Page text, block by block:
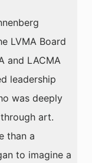
LVMA Board
and LACMA
leadership
was deeply
art.
than a
to imagine a